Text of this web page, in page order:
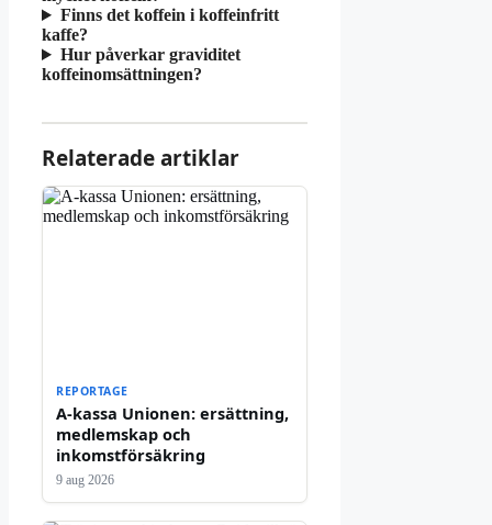
Finns det koffein i koffeinfritt
kaffe?
Hur påverkar graviditet
koffeinomsättningen?
Relaterade artiklar
REPORTAGE
A-kassa Unionen: ersättning,
medlemskap och
inkomstförsäkring
9 aug 2026